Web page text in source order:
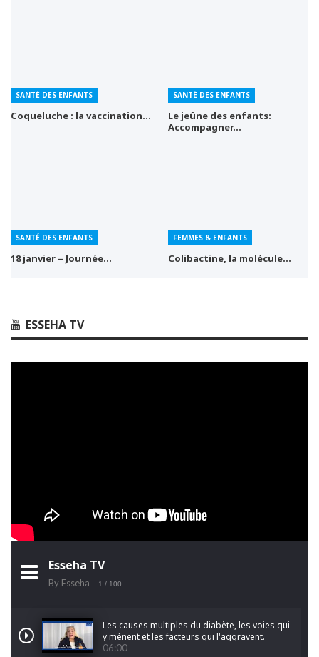
SANTÉ DES ENFANTS
Coqueluche : la vaccination…
SANTÉ DES ENFANTS
Le jeûne des enfants:
Accompagner…
SANTÉ DES ENFANTS
18 janvier – Journée…
FEMMES & ENFANTS
Colibactine, la molécule…
ESSEHA TV
Esseha TV
By Esseha 1 / 100
Les causes multiples du diabète, les voies qui
y mènent et les facteurs qui l'aggravent.
06:00